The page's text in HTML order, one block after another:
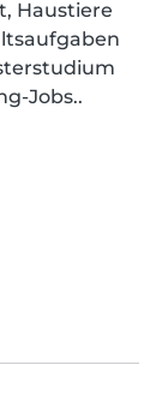
Haustiere
Jobs..